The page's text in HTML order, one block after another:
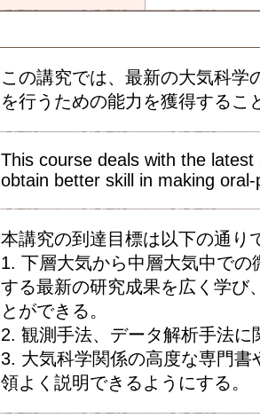
この講究では、最新の大気科学
を行うための能力を獲得するこ
This course deals with the
obtain better skill in making
本講究の到達目標は以下の通り
1. 下層大気から中層大気中で
する最新の研究成果を広く学び
とができる。
2. 観測手法、データ解析手法に
3. 大気科学関係の高度な専門
領よく説明できるようにする。